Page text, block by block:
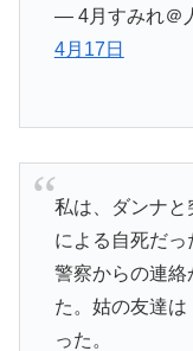
— 4月すみれ＠
4月17日
私は、ダンナと
による自死だっ
警察からの連絡
た。姑の友達
った。